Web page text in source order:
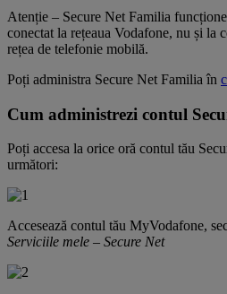
Atenție – Secure Net Familia
conectat la rețeaua Vodafone, nu și la
rețea de telefonie mobilă.
Poți administra Secure Net Familia în
Cum administrezi contul
Poți accesa la orice oră contul tău
următori:
Accesează contul tău MyVodafone,
Serviciile mele – Secure Net